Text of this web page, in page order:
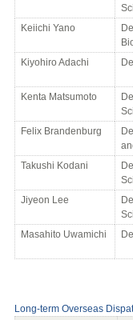
Keiichi Yano
Kiyohiro Adachi
Kenta Matsumoto
Felix Brandenburg
Takushi Kodani
Jiyeon Lee
Masahito Uwamichi
Long-term Overseas